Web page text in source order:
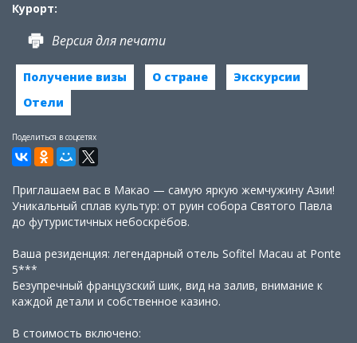
Курорт:
Версия для печати
Получение визы О стране
Экскурсии
Отели
Поделиться в соцсетях
Приглашаем вас в Макао — самую яркую жемчужину Азии!
Уникальный сплав культур: от руин собора Святого Павла
до футуристичных небоскрёбов.
Ваша резиденция: легендарный отель Sofitel Macau at Ponte
5***
Безупречный французский шик, вид на залив, внимание к
каждой детали и собственное казино.
В стоимость включено: